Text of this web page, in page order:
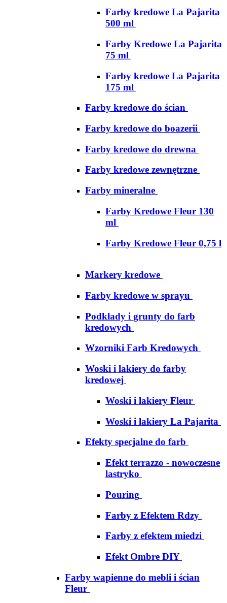
Farby kredowe La Pajarita
500 ml
Farby Kredowe La Pajarita
75 ml
Farby kredowe La Pajarita
175 ml
Farby kredowe do ścian
Farby kredowe do boazerii
Farby kredowe do drewna
Farby kredowe zewnętrzne
Farby mineralne
Farby Kredowe Fleur 130
ml
Farby Kredowe Fleur 0,75 l
Markery kredowe
Farby kredowe w sprayu
Podkłady i grunty do farb
kredowych
Wzorniki Farb Kredowych
Woski i lakiery do farby
kredowej
Woski i lakiery Fleur
Woski i lakiery La Pajarita
Efekty specjalne do farb
Efekt terrazzo - nowoczesne
lastryko
Pouring
Farby z Efektem Rdzy
Farby z efektem miedzi
Efekt Ombre DIY
Farby wapienne do mebli i ścian
Fleur